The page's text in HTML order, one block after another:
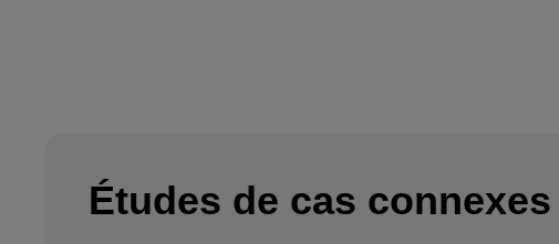
Études de cas connexes